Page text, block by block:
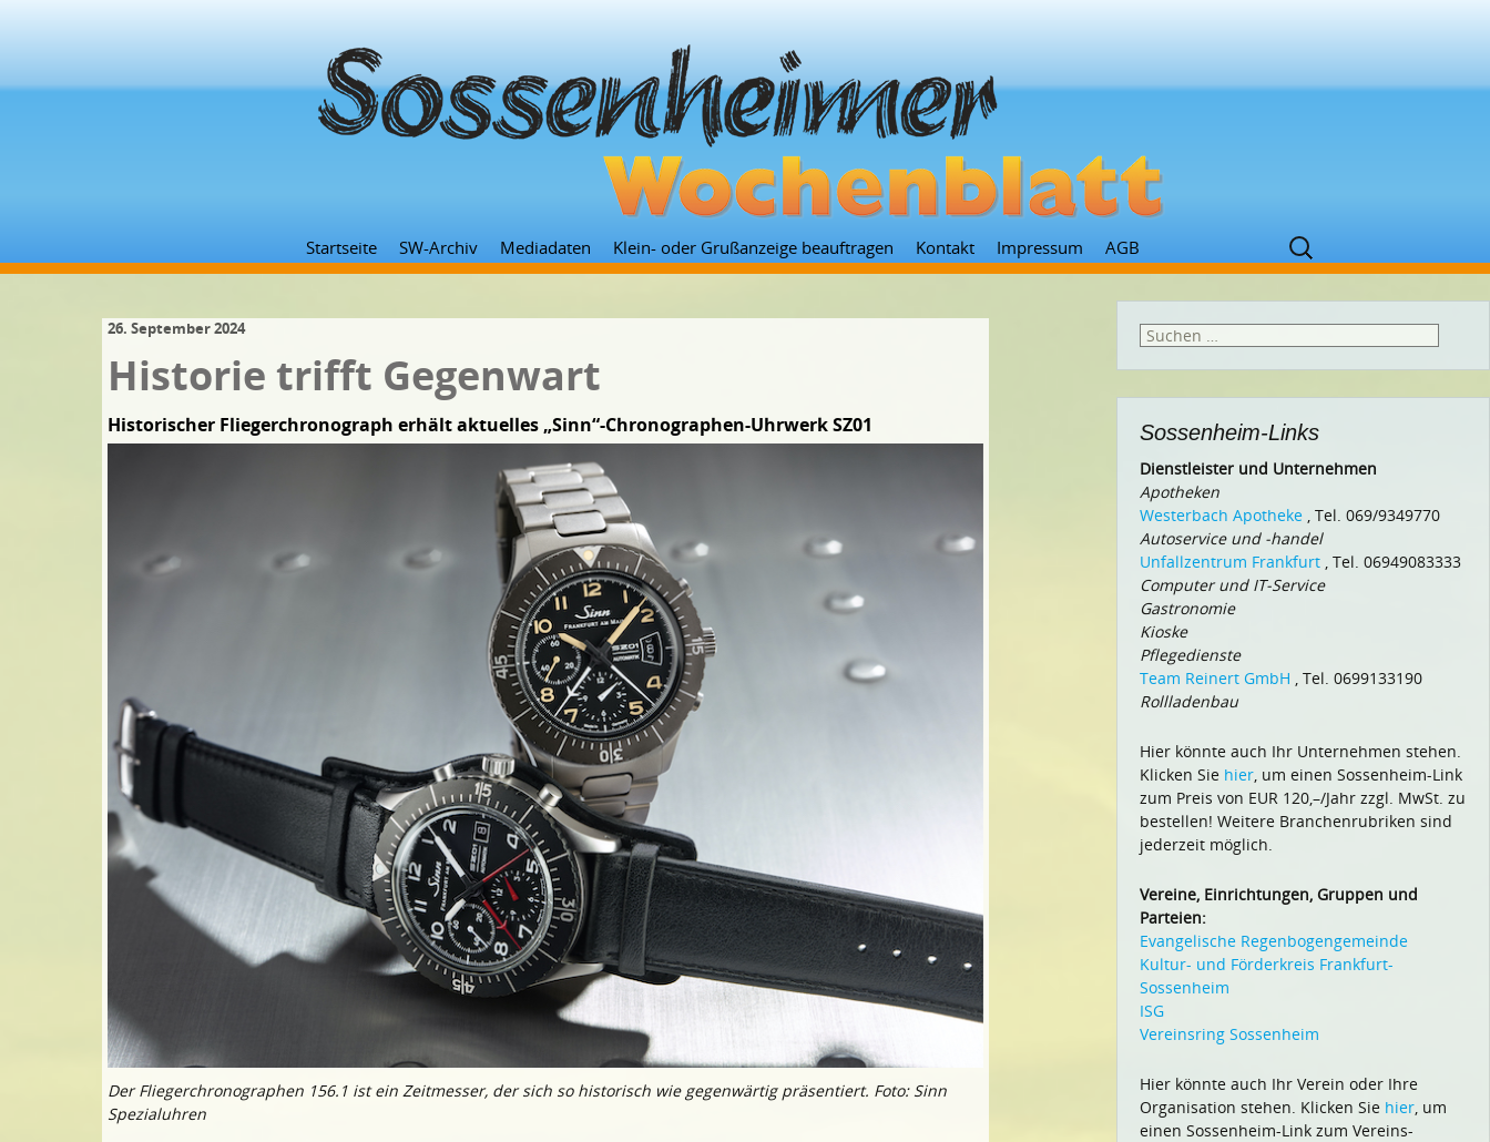
Zum
Inhalt
Startseite SW-Archiv Mediadaten Klein- oder Grußanzeige beauftragen Kontakt Impressum AGB
Suchen
nach:
26. September 2024
Historie trifft Gegenwart
Historischer Fliegerchronograph erhält aktuelles „Sinn“-Chronographen-Uhrwerk SZ01
Der Fliegerchronographen 156.1 ist ein Zeitmesser, der sich so historisch wie gegenwärtig präsentiert. Foto: Sinn
Spezialuhren
Suchen
Sossenheim-Links
Dienstleister und Unternehmen
Apotheken
Westerbach Apotheke , Tel. 069/9349770
Autoservice und -handel
Unfallzentrum Frankfurt , Tel. 06949083333
Computer und IT-Service
Gastronomie
Kioske
Pflegedienste
Team Reinert GmbH , Tel. 0699133190
Rollladenbau
Hier könnte auch Ihr Unternehmen stehen.
Klicken Sie hier, um einen Sossenheim-Link
zum Preis von EUR 120,–/Jahr zzgl. MwSt. zu
bestellen! Weitere Branchenrubriken sind
jederzeit möglich.
Vereine, Einrichtungen, Gruppen und
Parteien:
Evangelische Regenbogengemeinde
Kultur- und Förderkreis Frankfurt-
Sossenheim
ISG
Vereinsring Sossenheim
Hier könnte auch Ihr Verein oder Ihre
Organisation stehen. Klicken Sie hier, um
einen Sossenheim-Link zum Vereins-